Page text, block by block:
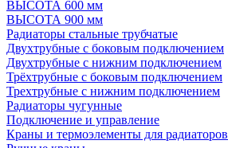
ВЫСОТА 600 мм
ВЫСОТА 900 мм
Радиаторы стальные трубчатые
Двухтрубные с боковым подключением
Двухтрубные с нижним подключением
Трёхтрубные с боковым подключением
Трехтрубные с нижним подключением
Радиаторы чугунные
Подключение и управление
Краны и термоэлементы для радиаторов